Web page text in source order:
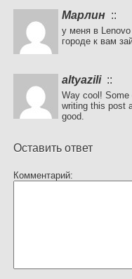
Марлин ::
у меня в
городе к вам
altyazili ::
Way cool!
writing this post
good.
Оставить ответ
Комментарий